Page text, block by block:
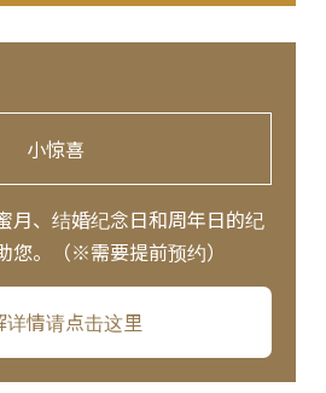
小惊喜
月、结婚纪念日和周年日的纪
您。（※需要提前预约）
详情请点击这里